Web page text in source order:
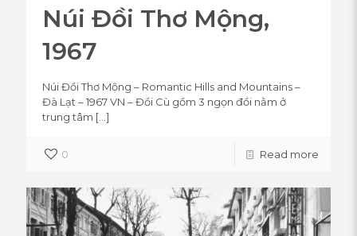
Núi Đồi Thơ Mộng,
1967
Núi Đồi Thơ Mộng – Romantic Hills and Mountains –
Đà Lạt – 1967 VN – Đồi Cù gồm 3 ngọn đồi nằm ở
trung tâm […]
0 Read more